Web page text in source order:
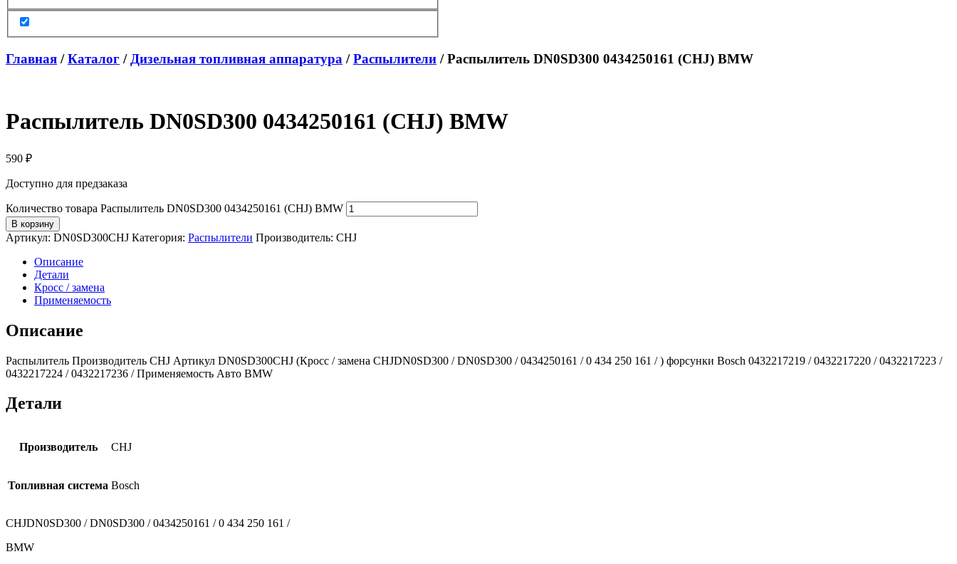
Главная /Каталог / Дизельная топливная аппаратура /Распылители / Распылитель DN0SD300 0434250161 (CHJ) BMW
Распылитель DN0SD300 0434250161 (CHJ) BMW
590 ₽
Доступно для предзаказа
Количество товара Распылитель DN0SD300 0434250161 (CHJ) BMW
В корзину
Артикул: DN0SD300CHJ Категория: Распылители Производитель: CHJ
Описание
Детали
Кросс / замена
Применяемость
Описание
Распылитель Производитель CHJ Артикул DN0SD300CHJ (Кросс / замена CHJDN0SD300 / DN0SD300 / 0434250161 / 0 434 250 161 / ) форсунки Bosch 0432217219 / 0432217220 / 0432217223 /
0432217224 / 0432217236 / Применяемость Авто BMW
Детали
Производитель CHJ
Топливная система Bosch
CHJDN0SD300 / DN0SD300 / 0434250161 / 0 434 250 161 /
BMW